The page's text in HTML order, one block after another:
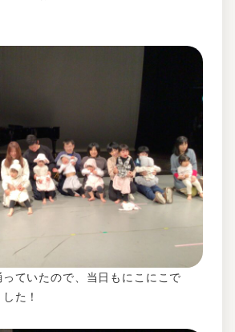
ていたので、当日もにこにこで
た！